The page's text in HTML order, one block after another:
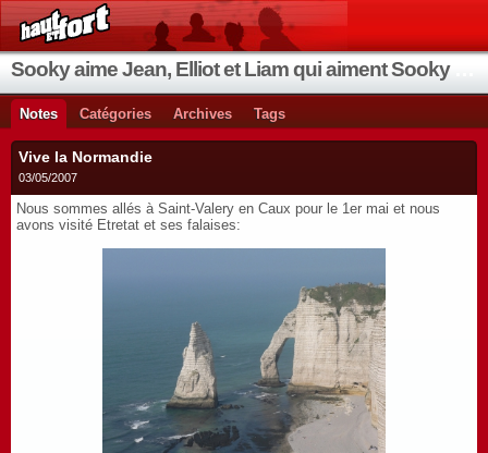
Notes Catégories Archives Tags
Vive la Normandie
03/05/2007
Nous sommes allés à Saint-Valery en Caux pour le 1er mai et nous
avons visité Etretat et ses falaises: